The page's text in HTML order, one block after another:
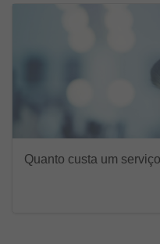
Quanto custa um